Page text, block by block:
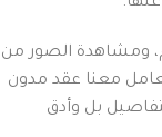
ومشاهدة الصور من
معنا عقد مدون
بل وأدق